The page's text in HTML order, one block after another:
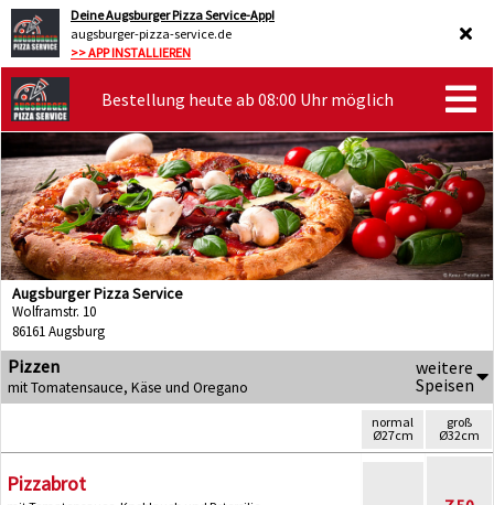
Deine Augsburger Pizza Service-App!
augsburger-pizza-service.de
>> APP INSTALLIEREN
Bestellung heute ab 08:00 Uhr möglich
Augsburger Pizza Service
Wolframstr. 10
86161 Augsburg
Pizzen
mit Tomatensauce, Käse und Oregano
weitere
Speisen
normal
Ø27cm
groß
Ø32cm
Pizzabrot